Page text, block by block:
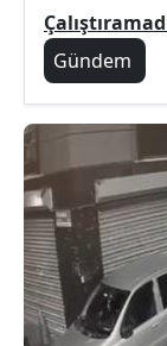
Gündem